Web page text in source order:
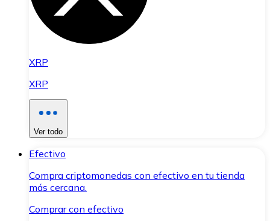
XRP
XRP
Ver todo
Efectivo
Compra criptomonedas con efectivo en tu tienda
más cercana.
Comprar con efectivo